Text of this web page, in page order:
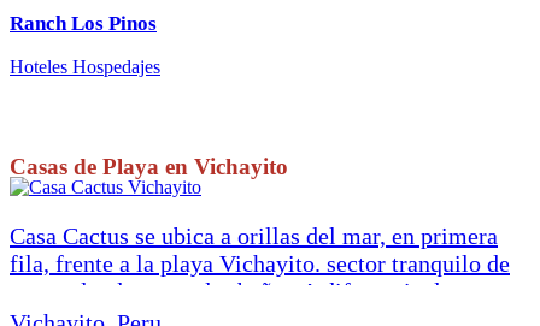
Ranch Los Pinos
Hoteles Hospedajes
Casas de Playa en Vichayito
Casa Cactus se ubica a orillas del mar, en primera
fila, frente a la playa Vichayito. sector tranquilo de
arena, donde te puedes bañar. A diferencia de otras
casas de playa en Vichayito, Casa Cactus está